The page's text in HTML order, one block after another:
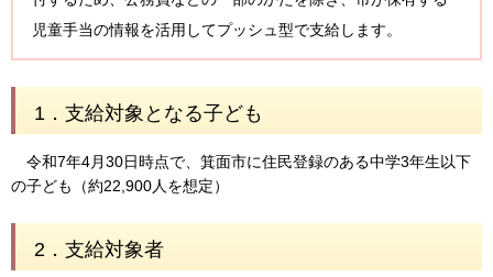
児童手当の情報を活用してプッシュ型で支給します。
1．支給対象となる子ども
令和7年4月30日時点で、箕面市に住民登録のある中学3年生以下
の子ども（約22,900人を想定）
2．支給対象者